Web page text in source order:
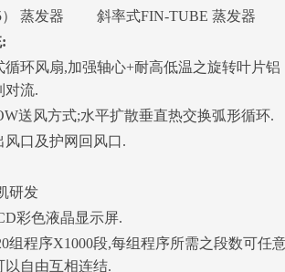
斜率式FIN-TUBE 蒸发器
环风扇,加强轴心+耐高低温之旋转叶片铝
对流.
送风方式;水平扩散垂直热交换弧形循环.
口及护网回风口.
研发
色液晶显示屏.
程序X1000段,每组程序所需之段数可任
以自由互相连结.